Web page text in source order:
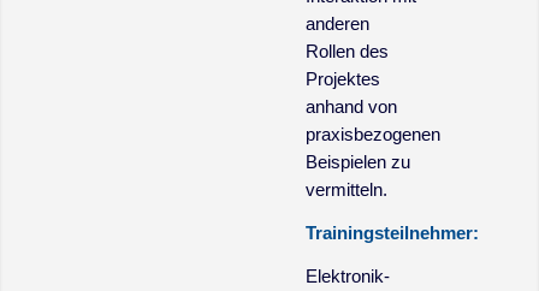
anderen
Rollen des
Projektes
anhand von
praxisbezogenen
Beispielen zu
vermitteln.
Trainingsteilnehmer:
Elektronik-